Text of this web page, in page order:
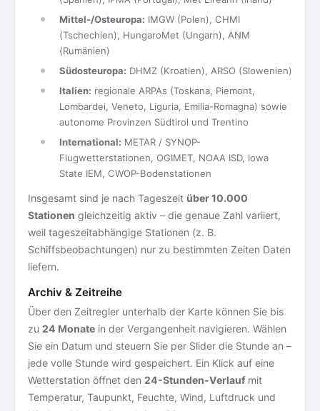
Mittel-/Osteuropa: IMGW (Polen), CHMI
(Tschechien), HungaroMet (Ungarn), ANM
(Rumänien)
Südosteuropa: DHMZ (Kroatien), ARSO (Slowenien)
Italien: regionale ARPAs (Toskana, Piemont,
Lombardei, Veneto, Liguria, Emilia-Romagna) sowie
autonome Provinzen Südtirol und Trentino
International: METAR / SYNOP-
Flugwetterstationen, OGIMET, NOAA ISD, Iowa
State IEM, CWOP-Bodenstationen
Insgesamt sind je nach Tageszeit über 10.000
Stationen gleichzeitig aktiv – die genaue Zahl variiert,
weil tageszeitabhängige Stationen (z. B.
Schiffsbeobachtungen) nur zu bestimmten Zeiten Daten
liefern.
Archiv & Zeitreihe
Über den Zeitregler unterhalb der Karte können Sie bis
zu 24 Monate in der Vergangenheit navigieren. Wählen
Sie ein Datum und steuern Sie per Slider die Stunde an –
jede volle Stunde wird gespeichert. Ein Klick auf eine
Wetterstation öffnet den 24-Stunden-Verlauf mit
Temperatur, Taupunkt, Feuchte, Wind, Luftdruck und